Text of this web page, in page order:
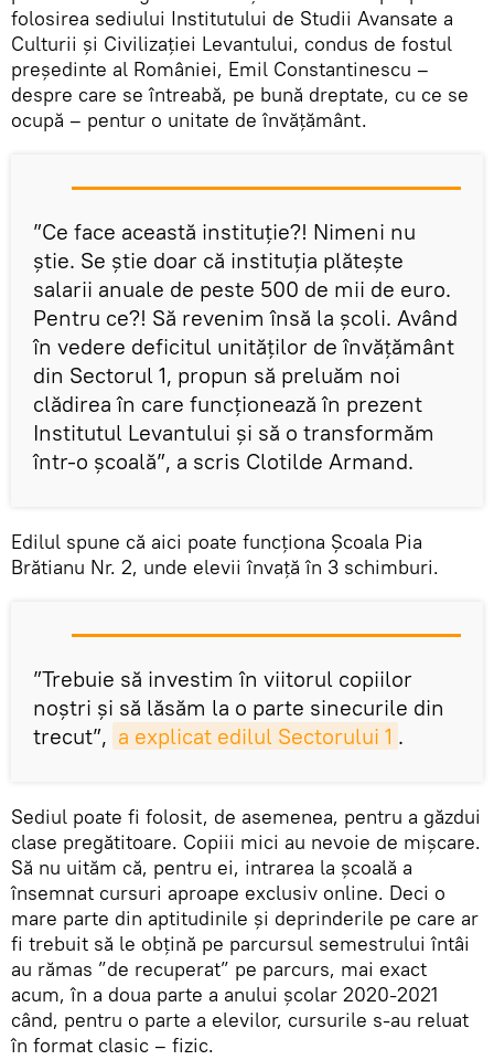
folosirea sediului Institutului de Studii Avansate a
Culturii și Civilizației Levantului, condus de fostul
președinte al României, Emil Constantinescu –
despre care se întreabă, pe bună dreptate, cu ce se
ocupă – pentur o unitate de învățământ.
”Ce face această instituție?! Nimeni nu
știe. Se știe doar că instituția plătește
salarii anuale de peste 500 de mii de euro.
Pentru ce?! Să revenim însă la școli. Având
în vedere deficitul unităților de învățământ
din Sectorul 1, propun să preluăm noi
clădirea în care funcționează în prezent
Institutul Levantului și să o transformăm
într-o școală”, a scris Clotilde Armand.
Edilul spune că aici poate funcționa Școala Pia
Brătianu Nr. 2, unde elevii învață în 3 schimburi.
”Trebuie să investim în viitorul copiilor
noștri și să lăsăm la o parte sinecurile din
trecut”, a explicat edilul Sectorului 1 .
Sediul poate fi folosit, de asemenea, pentru a găzdui
clase pregătitoare. Copiii mici au nevoie de mișcare.
Să nu uităm că, pentru ei, intrarea la școală a
însemnat cursuri aproape exclusiv online. Deci o
mare parte din aptitudinile și deprinderile pe care ar
fi trebuit să le obțină pe parcursul semestrului întâi
au rămas ”de recuperat” pe parcurs, mai exact
acum, în a doua parte a anului școlar 2020-2021
când, pentru o parte a elevilor, cursurile s-au reluat
în format clasic – fizic.